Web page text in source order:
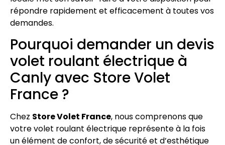
répondre rapidement et efficacement à toutes vos
demandes.
Pourquoi demander un devis
volet roulant électrique à
Canly avec Store Volet
France ?
Chez Store Volet France, nous comprenons que
votre volet roulant électrique représente à la fois
un élément de confort, de sécurité et d’esthétique